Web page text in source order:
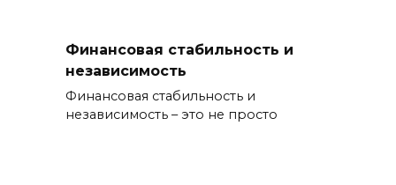
Финансовая стабильность и
независимость
Финансовая стабильность и
независимость – это не просто